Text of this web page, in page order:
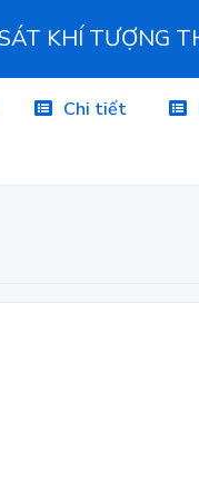
KHÍ TƯỢNG
Chi tiết